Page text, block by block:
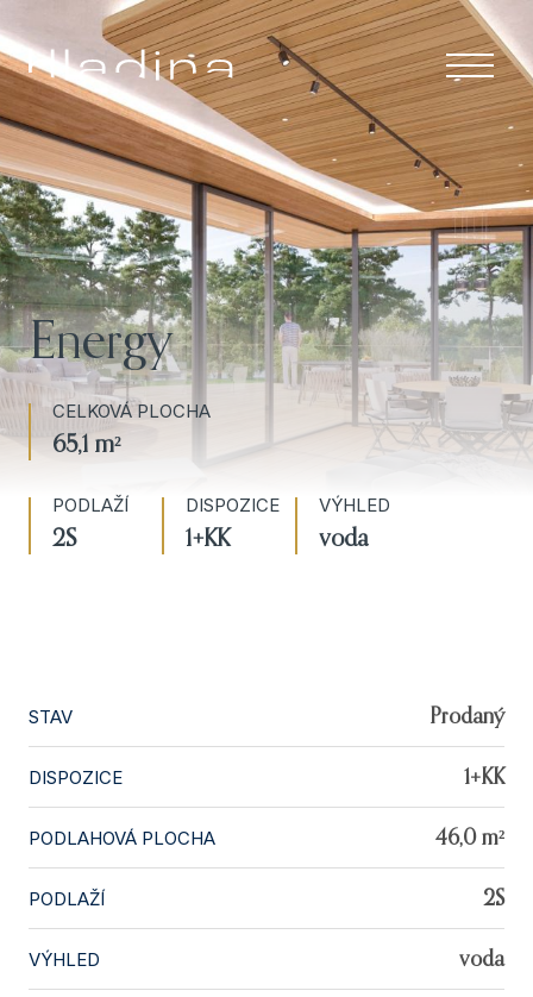
Menu
ÚVOD
RESORT A
SLUŽBY
LOKALITA
O NÁS
KONTAKT
Energy
CELKOVÁ PLOCHA
65,1 m²
PODLAŽÍ
2S
DISPOZICE
1+KK
VÝHLED
voda
STAV Prodaný
DISPOZICE 1+KK
PODLAHOVÁ PLOCHA 46,0 m²
PODLAŽÍ 2S
VÝHLED voda